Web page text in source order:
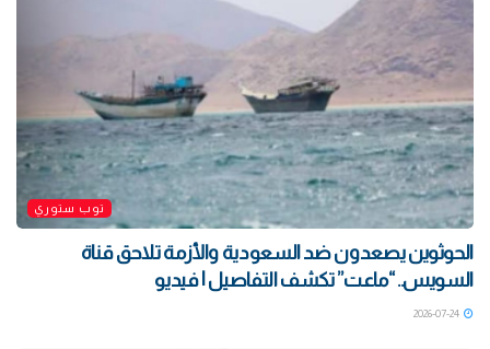
توب ستوري
الحوثوين يصعدون ضد السعودية والأزمة تلاحق قناة
السويس.. “ماعت” تكشف التفاصيل | فيديو